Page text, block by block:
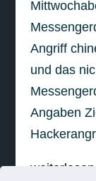
Angriff
und das
Angaben
weiterlesen